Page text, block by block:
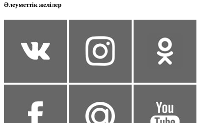
Әлеуметтік желілер